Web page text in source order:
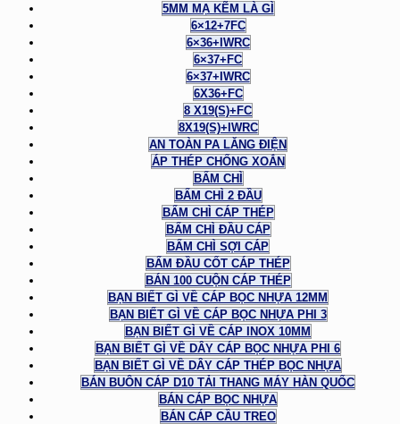
5MM MẠ KẼM LÀ GÌ
6×12+7FC
6×36+IWRC
6×37+FC
6×37+IWRC
6X36+FC
8 X19(S)+FC
8X19(S)+IWRC
AN TOÀN PA LĂNG ĐIỆN
ÁP THÉP CHỐNG XOẮN
BẤM CHÌ
BẤM CHÌ 2 ĐẦU
BẤM CHÌ CÁP THÉP
BẤM CHÌ ĐẦU CÁP
BẤM CHÌ SỢI CÁP
BẤM ĐẦU CỐT CÁP THÉP
BÁN 100 CUỘN CÁP THÉP
BẠN BIẾT GÌ VỀ CÁP BỌC NHỰA 12MM
BẠN BIẾT GÌ VỀ CÁP BỌC NHỰA PHI 3
BẠN BIẾT GÌ VỀ CÁP INOX 10MM
BẠN BIẾT GÌ VỀ DÂY CÁP BỌC NHỰA PHI 6
BẠN BIẾT GÌ VỀ DÂY CÁP THÉP BỌC NHỰA
BÁN BUÔN CÁP D10 TẢI THANG MÁY HÀN QUỐC
BÁN CÁP BỌC NHỰA
BÁN CÁP CẦU TREO